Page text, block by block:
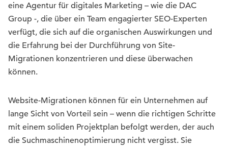
eine Agentur für digitales Marketing – wie die DAC
Group -, die über ein Team engagierter SEO-Experten
verfügt, die sich auf die organischen Auswirkungen und
die Erfahrung bei der Durchführung von Site-
Migrationen konzentrieren und diese überwachen
können.
Website-Migrationen können für ein Unternehmen auf
lange Sicht von Vorteil sein – wenn die richtigen Schritte
mit einem soliden Projektplan befolgt werden, der auch
die Suchmaschinenoptimierung nicht vergisst. Sie